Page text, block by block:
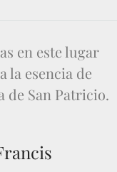
en este lugar
la esencia de
de San Patricio.